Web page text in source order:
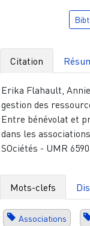
Citation
Erika Flahault,
gestion des
Entre bénévolat et
dans les
SOciétés - UMR
Mots-clefs
Associations